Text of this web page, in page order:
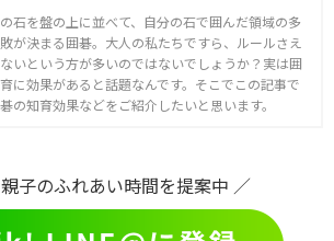
石を盤の上に並べて、自分の石で囲んだ領域の多
が決まる囲碁。大人の私たちですら、ルールさえ
いという方が多いのではないでしょうか？実は囲
に効果があると話題なんです。そこでこの記事で
の知育効果などをご紹介したいと思います。
子のふれあい時間を提案中 ／